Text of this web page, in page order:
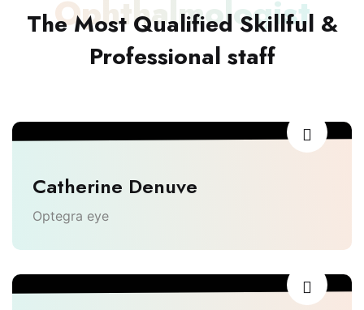
Ophthalmologist
The Most Qualified Skillful &
Professional staff
Catherine Denuve
Optegra eye